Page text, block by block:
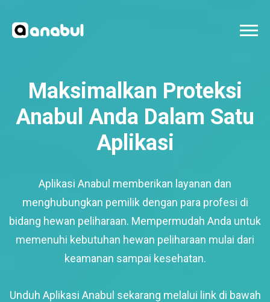
Maksimalkan Proteksi
Anabul Anda Dalam Satu
Aplikasi
Aplikasi Anabul memberikan layanan dan
menghubungkan pemilik dengan para profesi di
bidang hewan peliharaan. Mempermudah Anda untuk
memenuhi kebutuhan hewan peliharaan mulai dari
keamanan sampai kesehatan.
Unduh Aplikasi Anabul sekarang melalui link di bawah